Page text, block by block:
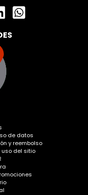
de datos
y reembolso
uso del sitio